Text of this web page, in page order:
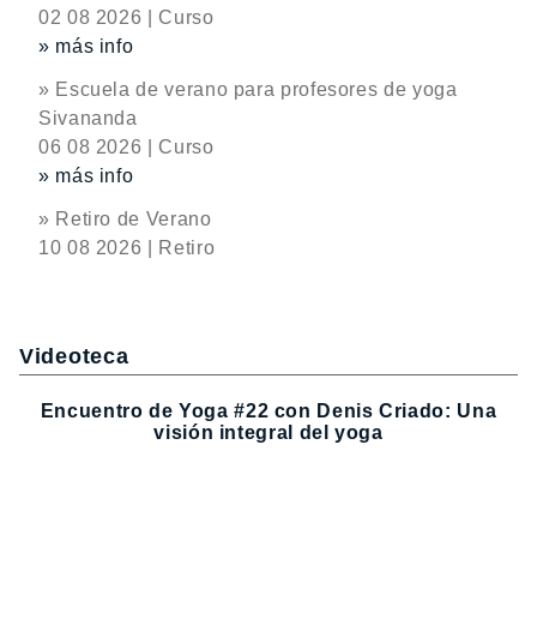
02 08 2026 | Curso
» más info
» Escuela de verano para profesores de yoga
Sivananda
06 08 2026 | Curso
» más info
» Retiro de Verano
10 08 2026 | Retiro
Videoteca
Encuentro de Yoga #22 con Denis Criado: Una
visión integral del yoga